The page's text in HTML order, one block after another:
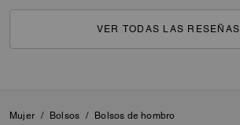
VER TODAS LAS RESEÑAS
Mujer / Bolsos / Bolsos de hombro